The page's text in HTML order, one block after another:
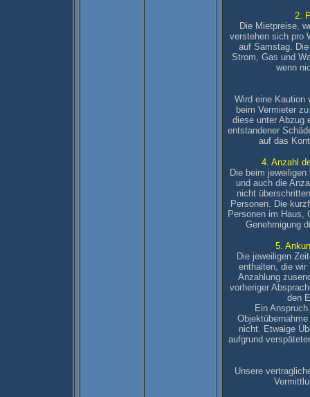
2.
Die Mietpreise,
verstehen sich pro
auf Samstag.
Strom, Gas und
wenn
Wird eine Kaution
beim Vermieter
diese unter Abzug
entstandener
auf das
4. Anzahl
Die beim
und auch die
nicht
Personen. Die
Personen im Haus,
Genehmigung
5.
Die jeweiligen
enthalten, die wir
Anzahlung
vorheriger
den
Ein
nicht. Etwaige
aufgrund
Unsere